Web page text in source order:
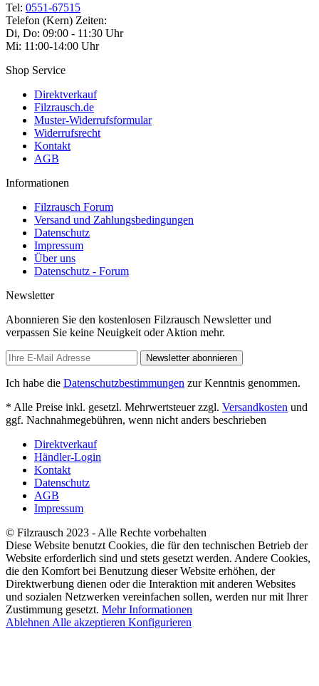
Tel: 0551-67515
Telefon (Kern) Zeiten:
Di, Do: 09:00 - 11:30 Uhr
Mi: 11:00-14:00 Uhr
Shop Service
Direktverkauf
Filzrausch.de
Muster-Widerrufsformular
Widerrufsrecht
Kontakt
AGB
Informationen
Filzrausch Forum
Versand und Zahlungsbedingungen
Datenschutz
Impressum
Über uns
Datenschutz - Forum
Newsletter
Abonnieren Sie den kostenlosen Filzrausch Newsletter und
verpassen Sie keine Neuigkeit oder Aktion mehr.
Newsletter abonnieren
Ich habe die Datenschutzbestimmungen zur Kenntnis genommen.
* Alle Preise inkl. gesetzl. Mehrwertsteuer zzgl. Versandkosten und
ggf. Nachnahmegebühren, wenn nicht anders beschrieben
Direktverkauf
Händler-Login
Kontakt
Datenschutz
AGB
Impressum
© Filzrausch 2023 - Alle Rechte vorbehalten
Diese Website benutzt Cookies, die für den technischen Betrieb der
Website erforderlich sind und stets gesetzt werden. Andere Cookies,
die den Komfort bei Benutzung dieser Website erhöhen, der
Direktwerbung dienen oder die Interaktion mit anderen Websites
und sozialen Netzwerken vereinfachen sollen, werden nur mit Ihrer
Zustimmung gesetzt. Mehr Informationen
Ablehnen Alle akzeptieren Konfigurieren